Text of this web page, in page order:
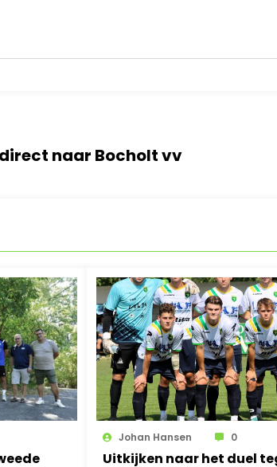
naar Bocholt vv
Johan Hansen 0
Uitkijken naar het duel